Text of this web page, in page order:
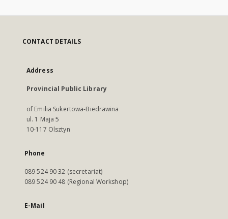
CONTACT DETAILS
Address
Provincial Public Library
of Emilia Sukertowa-Biedrawina
ul. 1 Maja 5
10-117 Olsztyn
Phone
089 524 90 32 (secretariat)
089 524 90 48 (Regional Workshop)
E-Mail